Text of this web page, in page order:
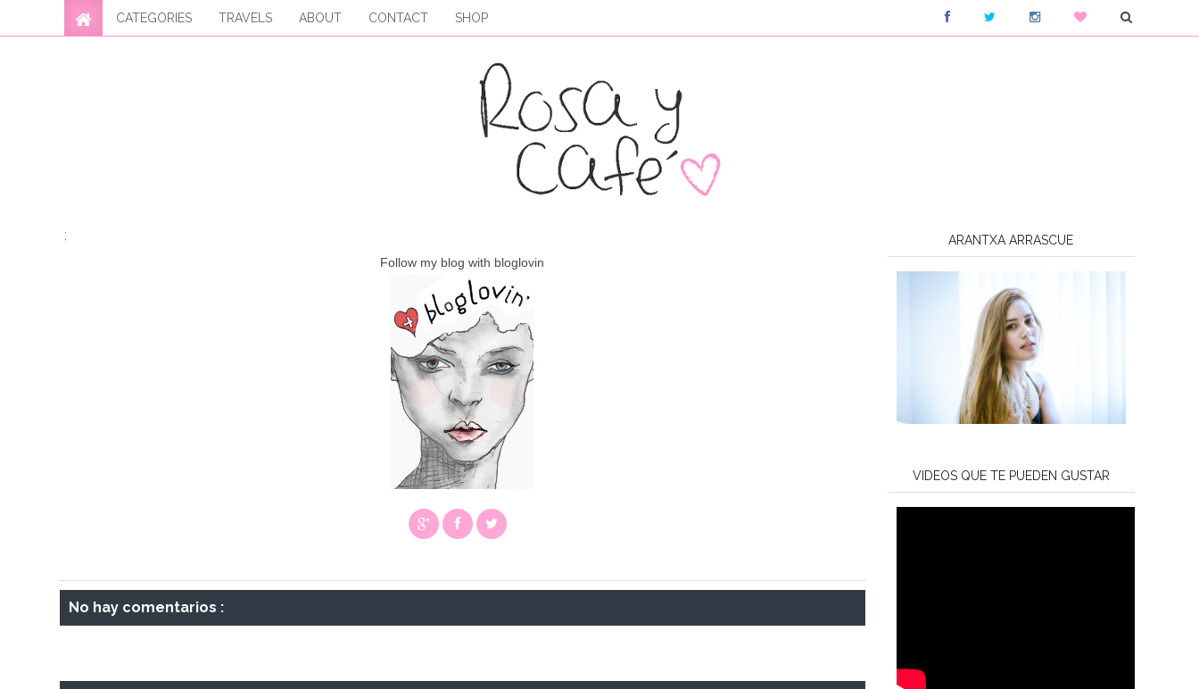
CATEGORIES TRAVELS ABOUT CONTACT SHOP
;
Follow my blog with bloglovin
No hay comentarios :
ARANTXA ARRASCUE
VIDEOS QUE TE PUEDEN GUSTAR